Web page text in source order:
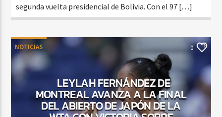
segunda vuelta presidencial de Bolivia. Con el 97 […]
NOTICIAS 0
LEYLAH FERNÁNDEZ DE
MONTREAL AVANZA A LA FINAL
DEL ABIERTO DE JAPÓN DE LA